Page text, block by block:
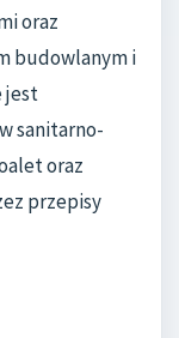
oraz
budowlanym i
jest
sanitarno-
oraz
przepisy